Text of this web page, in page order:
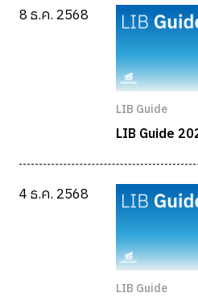
8 ธ.ค. 2568
LIB Guide
LIB Guide
4 ธ.ค. 2568
LIB Guide